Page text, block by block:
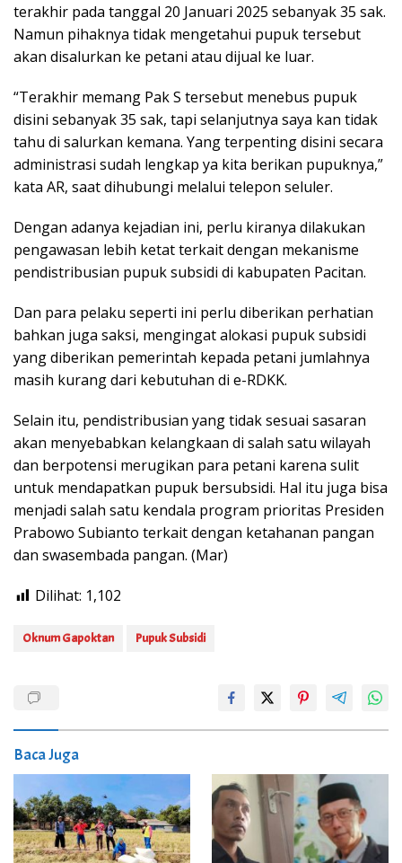
terakhir pada tanggal 20 Januari 2025 sebanyak 35 sak.
Namun pihaknya tidak mengetahui pupuk tersebut
akan disalurkan ke petani atau dijual ke luar.
“Terakhir memang Pak S tersebut menebus pupuk
disini sebanyak 35 sak, tapi selanjutnya saya kan tidak
tahu di salurkan kemana. Yang terpenting disini secara
administrasi sudah lengkap ya kita berikan pupuknya,”
kata AR, saat dihubungi melalui telepon seluler.
Dengan adanya kejadian ini, perlu kiranya dilakukan
pengawasan lebih ketat terkait dengan mekanisme
pendistribusian pupuk subsidi di kabupaten Pacitan.
Dan para pelaku seperti ini perlu diberikan perhatian
bahkan juga saksi, mengingat alokasi pupuk subsidi
yang diberikan pemerintah kepada petani jumlahnya
masih kurang dari kebutuhan di e-RDKK.
Selain itu, pendistribusian yang tidak sesuai sasaran
akan menyebabkan kelangkaan di salah satu wilayah
dan berpotensi merugikan para petani karena sulit
untuk mendapatkan pupuk bersubsidi. Hal itu juga bisa
menjadi salah satu kendala program prioritas Presiden
Prabowo Subianto terkait dengan ketahanan pangan
dan swasembada pangan. (Mar)
Dilihat: 1,102
Oknum Gapoktan Pupuk Subsidi
Baca Juga